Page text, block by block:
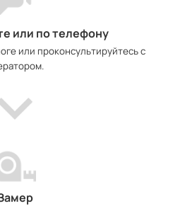
или по телефону
или проконсультируйтесь с